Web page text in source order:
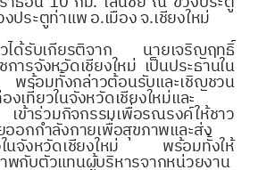
ระตูท่าแพ อ.เมือง จ.เชียงใหม่
วได้รับเกียรติจาก นายเจริญฤทธิ์
ารจังหวัดเชียงใหม่ เป็นประธานใน
พร้อมทั้งกล่าวต้อนรับและเชิญชวน
เที่ยวในจังหวัดเชียงใหม่และ
ข้าร่วมกิจกรรมเพื่อรณรงค์ให้ชาว
ออกกำลังกายเพื่อสุขภาพและส่ง
วในจังหวัดเชียงใหม่ พร้อมทั้งให้
พกับตัวแทนผู้บริหารจากหน่วยงาน